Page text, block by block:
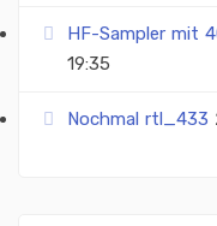
HF-Sampler mit
19:35
Nochmal rtl_433